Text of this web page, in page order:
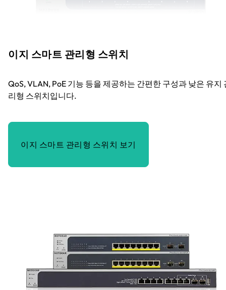
이지 스마트 관리형 스위치
QoS, VLAN, PoE 기능 등을 제공하는 간편한 구성과 낮은 유지
리형 스위치입니다.
이지 스마트 관리형 스위치 보기